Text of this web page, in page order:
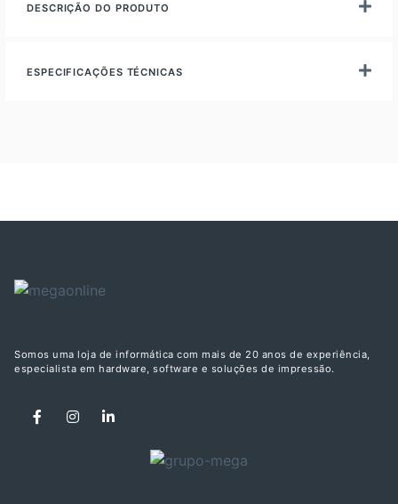
DESCRIÇÃO DO PRODUTO
ESPECIFICAÇÕES TÉCNICAS
Somos uma loja de informática com mais de 20 anos de experiência,
especialista em hardware, software e soluções de impressão.